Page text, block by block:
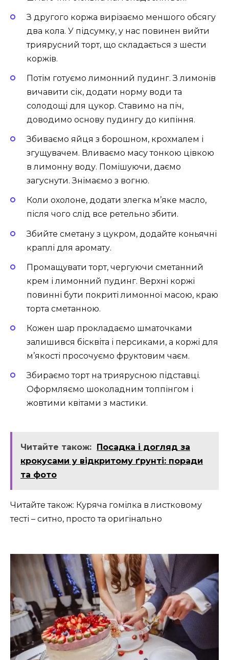
З другого коржа вирізаємо меншого обсягу
два кола. У підсумку, у нас повинен вийти
триярусний торт, що складається з шести
коржів.
Потім готуємо лимонний пудинг. З лимонів
вичавити сік, додати норму води та
солодощі для цукор. Ставимо на піч,
доводимо основу пудингу до кипіння.
Збиваємо яйця з борошном, крохмалем і
згущувачем. Вливаємо масу тонкою цівкою
в лимонну воду. Помішуючи, даємо
загуснути. Знімаємо з вогню.
Коли охолоне, додати злегка м’яке масло,
після чого слід все ретельно збити.
Збийте сметану з цукром, додайте коньячні
краплі для аромату.
Промащувати торт, чергуючи сметанний
крем і лимонний пудинг. Верхні коржі
повинні бути покриті лимонної масою, краю
торта сметанною.
Кожен шар прокладаємо шматочками
залишився бісквіта і персиками, а коржі для
м’якості просочуємо фруктовим чаєм.
Збираємо торт на триярусною підставці.
Оформляємо шоколадним топпінгом і
жовтими квітами з мастики.
Читайте також:
Посадка і догляд за
крокусами у відкритому ґрунті: поради
та фото
Читайте також: Куряча гомілка в листковому
тесті – ситно, просто та оригінально